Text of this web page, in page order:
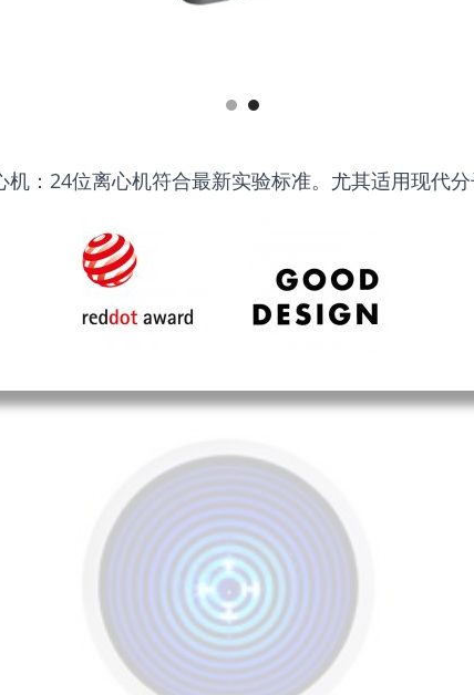
：24位离心机符合最新实验标准。尤其适用现代分